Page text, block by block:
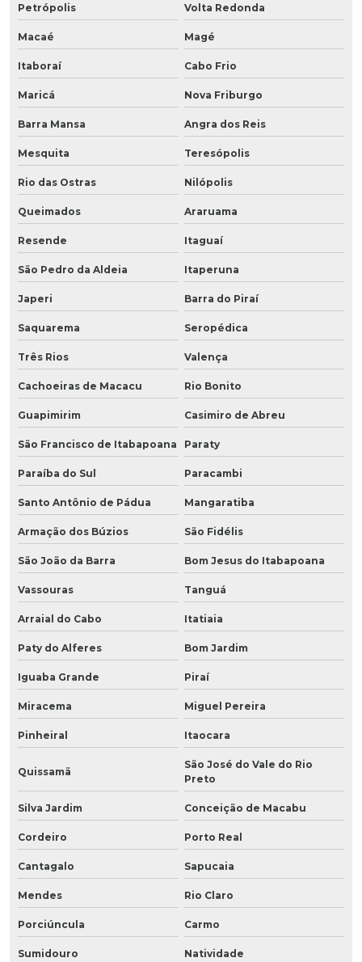
Petrópolis Volta Redonda
Macaé Magé
Itaboraí Cabo Frio
Maricá Nova Friburgo
Barra Mansa Angra dos Reis
Mesquita Teresópolis
Rio das Ostras Nilópolis
Queimados Araruama
Resende Itaguaí
São Pedro da Aldeia Itaperuna
Japeri Barra do Piraí
Saquarema Seropédica
Três Rios Valença
Cachoeiras de Macacu Rio Bonito
Guapimirim Casimiro de Abreu
São Francisco de Itabapoana Paraty
Paraíba do Sul Paracambi
Santo Antônio de Pádua Mangaratiba
Armação dos Búzios São Fidélis
São João da Barra Bom Jesus do Itabapoana
Vassouras Tanguá
Arraial do Cabo Itatiaia
Paty do Alferes Bom Jardim
Iguaba Grande Piraí
Miracema Miguel Pereira
Pinheiral Itaocara
Quissamã
São José do Vale do Rio
Preto
Silva Jardim Conceição de Macabu
Cordeiro Porto Real
Cantagalo Sapucaia
Mendes Rio Claro
Porciúncula Carmo
Sumidouro Natividade